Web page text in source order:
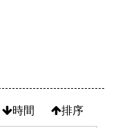
時間 排序